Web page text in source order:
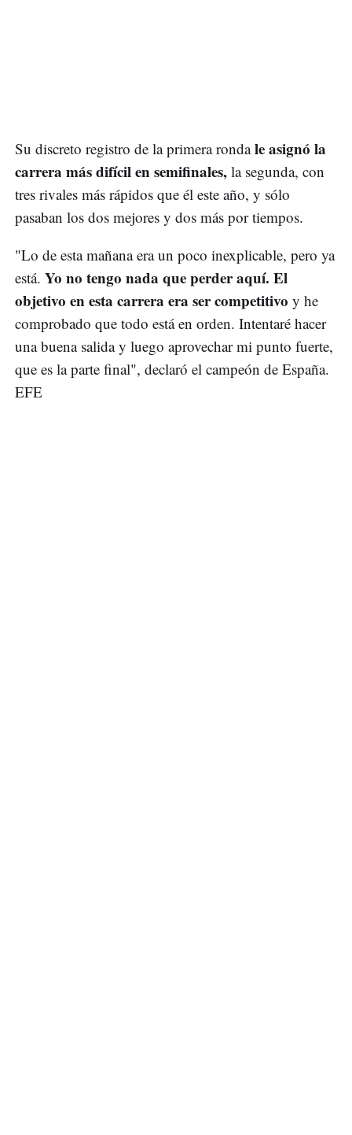
Su discreto registro de la primera rondale asignó la
carrera más difícil en semifinales, la segunda, con
tres rivales más rápidos que él este año, y sólo
pasaban los dos mejores y dos más por tiempos.
"Lo de esta mañana era un poco inexplicable, pero ya
está. Yo no tengo nada que perder aquí. El
objetivo en esta carrera era ser competitivo y he
comprobado que todo está en orden. Intentaré hacer
una buena salida y luego aprovechar mi punto fuerte,
que es la parte final", declaró el campeón de España.
EFE